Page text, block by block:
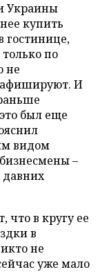
Украины
купить
гостинице,
по
не
афишируют. И
был еще
видом
–
давних
что в кругу ее
в
не
уже мало